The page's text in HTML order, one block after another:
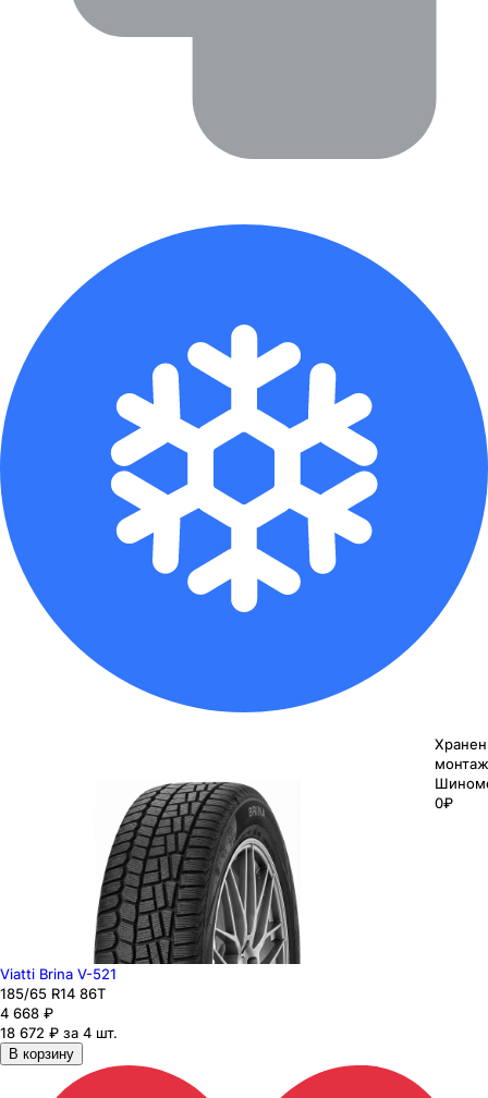
0₽
Viatti Brina V-521
185/65 R14 86T
4 668 ₽
18 672 ₽ за 4 шт.
В корзину